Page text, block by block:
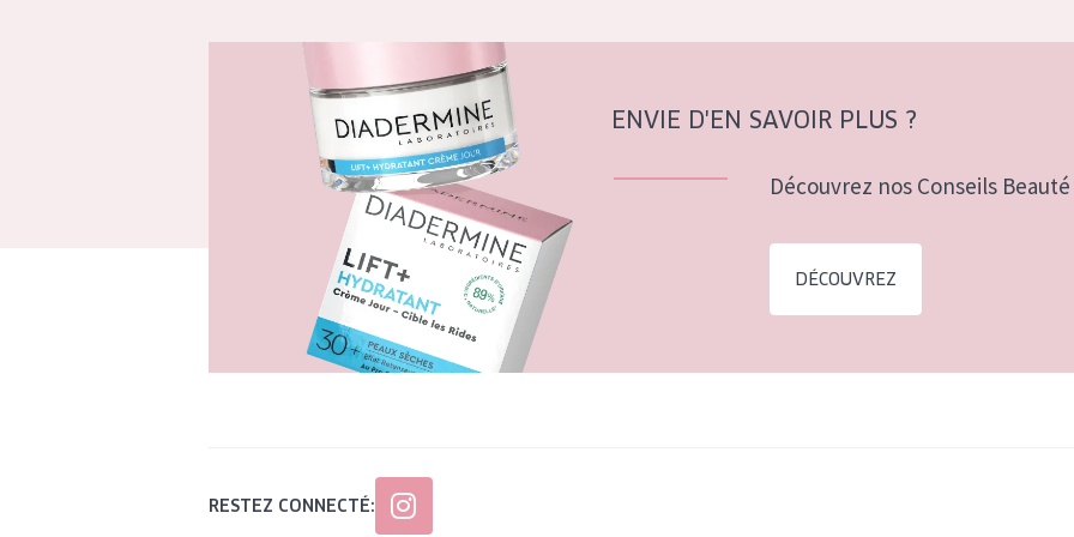
ENVIE D'EN SAVOIR PLUS ?
Découvrez nos Conseils
DÉCOUVREZ
RESTEZ CONNECTÉ: